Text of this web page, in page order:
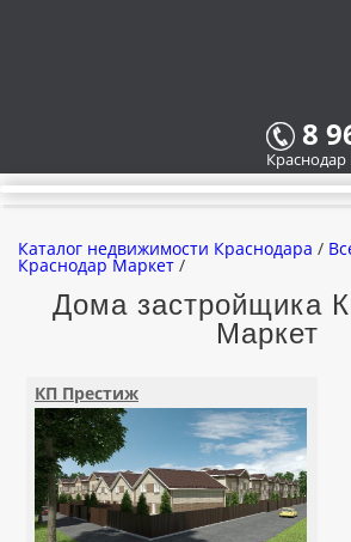
8
Краснодар
ВСЕ
ЗАСТРОЙЩИКИ
ВСЕ КОТТЕДЖНЫЕ
Каталог недвижимости Краснодара /
Краснодар Маркет /
Дома застройщика
Маркет
КП Престиж